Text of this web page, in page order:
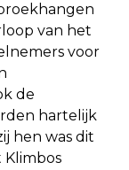
van het
voor
de
hartelijk
hen was dit
Klimbos